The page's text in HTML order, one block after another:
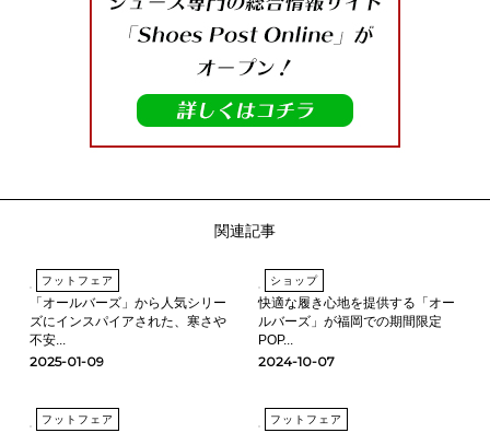
関連記事
フットフェア
「オールバーズ」から人気シリー
ズにインスパイアされた、寒さや
不安...
2025-01-09
ショップ
快適な履き心地を提供する「オー
ルバーズ」が福岡での期間限定
POP...
2024-10-07
フットフェア フットフェア